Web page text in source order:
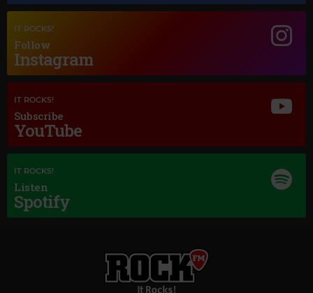
Magic Jazz
ELLA FITZGERALD
IT ROCKS!
Follow
Instagram
IT ROCKS!
Subscribe
YouTube
IT ROCKS!
Listen
Spotify